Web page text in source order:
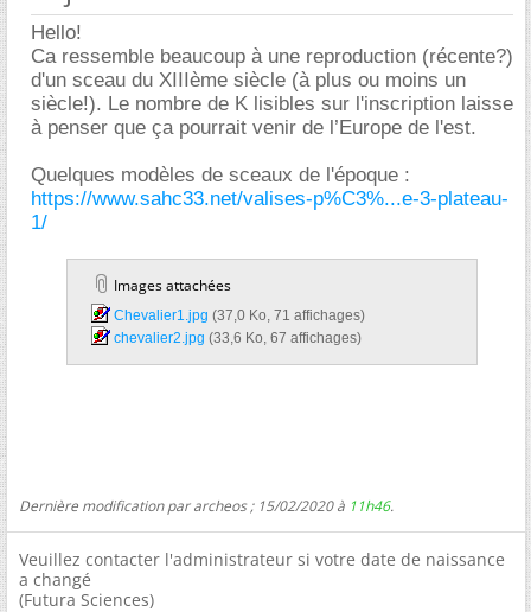
Hello!
Ca ressemble beaucoup à une reproduction (récente?)
d'un sceau du XIIIème siècle (à plus ou moins un
siècle!). Le nombre de K lisibles sur l'inscription laisse
à penser que ça pourrait venir de l’Europe de l'est.
Quelques modèles de sceaux de l'époque :
https://www.sahc33.net/valises-p%C3%...e-3-plateau-
1/
Images attachées
Chevalier1.jpg‎ (37,0 Ko, 71 affichages)
chevalier2.jpg‎ (33,6 Ko, 67 affichages)
Dernière modification par archeos ; 15/02/2020 à 11h46.
Veuillez contacter l'administrateur si votre date de naissance
a changé
(Futura Sciences)